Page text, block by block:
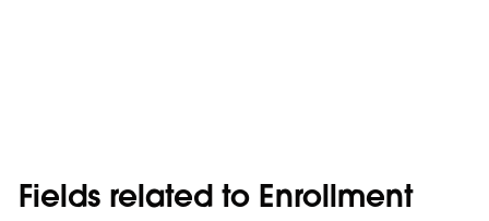
Fields related to Enrollment